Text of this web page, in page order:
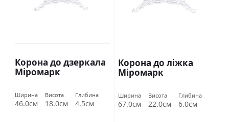
Корона до дзеркала
Міромарк
Ширина
46.0см
Висота
18.0см
Глибина
4.5см
Корона до ліжка
Міромарк
Ширина
67.0см
Висота
22.0см
Глибина
6.0см